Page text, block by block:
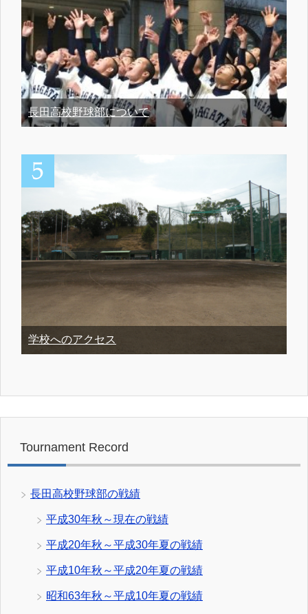
長田高校野球部について
学校へのアクセス
Tournament Record
長田高校野球部の戦績
平成30年秋～現在の戦績
平成20年秋～平成30年夏の戦績
平成10年秋～平成20年夏の戦績
昭和63年秋～平成10年夏の戦績